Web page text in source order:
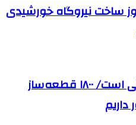
ساخت نیروگاه خورشیدی
بازار قطعه‌سازی رقابتی است/ ۱۸۰۰ قطعه‌ساز